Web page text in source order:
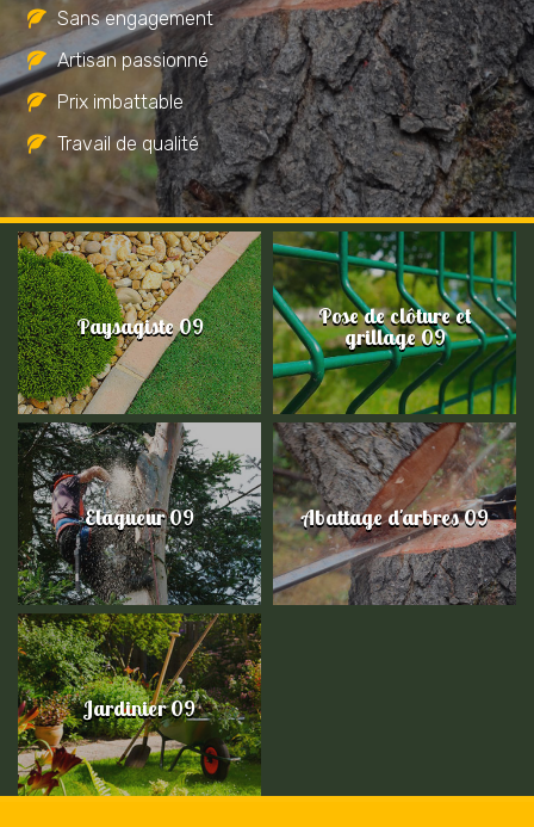
Sans engagement
Artisan passionné
Prix imbattable
Travail de qualité
Paysagiste 09 Pose de clôture et
grillage 09
Elagueur 09 Abattage d'arbres 09
Jardinier 09